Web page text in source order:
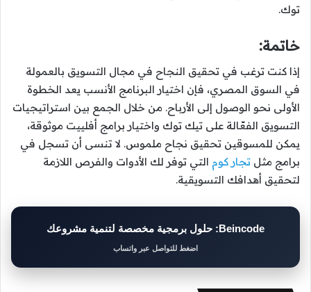
توك.
خاتمة:
إذا كنت ترغب في تحقيق النجاح في مجال التسويق بالعمولة
في السوق المصري، فإن اختيار البرنامج الأنسب يعد الخطوة
الأولى نحو الوصول إلى الأرباح. من خلال الجمع بين استراتيجيات
التسويق الفعّالة على تيك توك واختيار برامج أفلييت موثوقة،
يمكن للمسوقين تحقيق نجاح ملموس. لا تنسى أن تسجل في
برامج مثل تجار كوم التي توفر لك الأدوات والفرص اللازمة
لتحقيق أهدافك التسويقية.
Beincode: حلول برمجية مخصصة لتنمية مشروعك
اضغط للتواصل عبر واتساب